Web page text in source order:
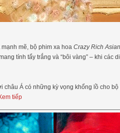
mẽ, bộ phim xa hoa Crazy Rich
tính tẩy trắng và “bôi vàng” – khi các
châu Á có những kỳ vọng khổng lồ cho
tiếp